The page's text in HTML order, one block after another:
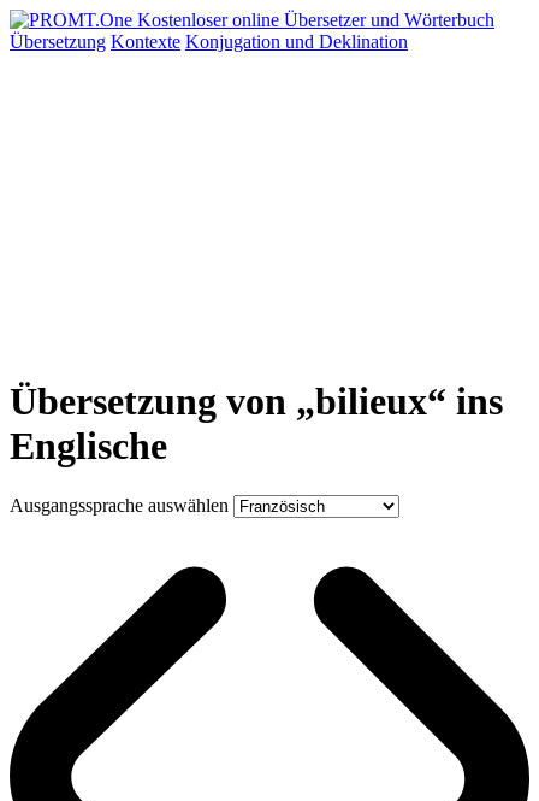
Übersetzung Kontexte Konjugation und Deklination
Übersetzung von „bilieux“ ins
Englische
Ausgangssprache auswählen